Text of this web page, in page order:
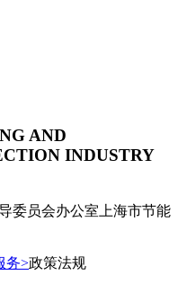
AND
INDUSTRY
委员会办公室 上海市节能
务>政策法规